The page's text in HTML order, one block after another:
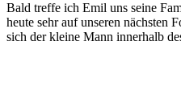
Bald treffe ich Emil uns seine
heute sehr auf unseren nächsten
sich der kleine Mann innerhalb